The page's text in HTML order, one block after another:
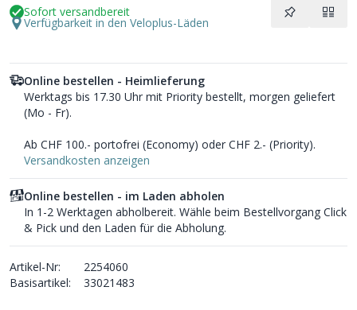
Sofort versandbereit
Verfügbarkeit in den Veloplus-Läden
Online bestellen - Heimlieferung
Werktags bis 17.30 Uhr mit Priority bestellt, morgen geliefert
(Mo - Fr).
Ab CHF 100.- portofrei (Economy) oder CHF 2.- (Priority).
Versandkosten anzeigen
Online bestellen - im Laden abholen
In 1-2 Werktagen abholbereit. Wähle beim Bestellvorgang Click
& Pick und den Laden für die Abholung.
Artikel-Nr:
2254060
Basisartikel:
33021483